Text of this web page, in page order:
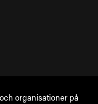
organisationer på